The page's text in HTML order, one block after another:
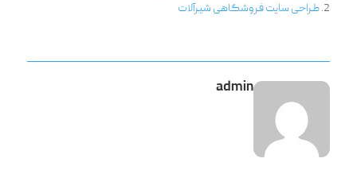
طراحی سایت فروشگاهی شیرآلات
admin